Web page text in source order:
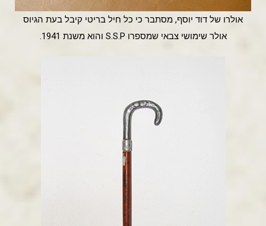
אולרו של דוד יוסף, מסתבר כי כל חיל בריטי קיבל בעת הגיוס
אולר שימושי צבאי שמספרו S.S.P והוא משנת 1941.